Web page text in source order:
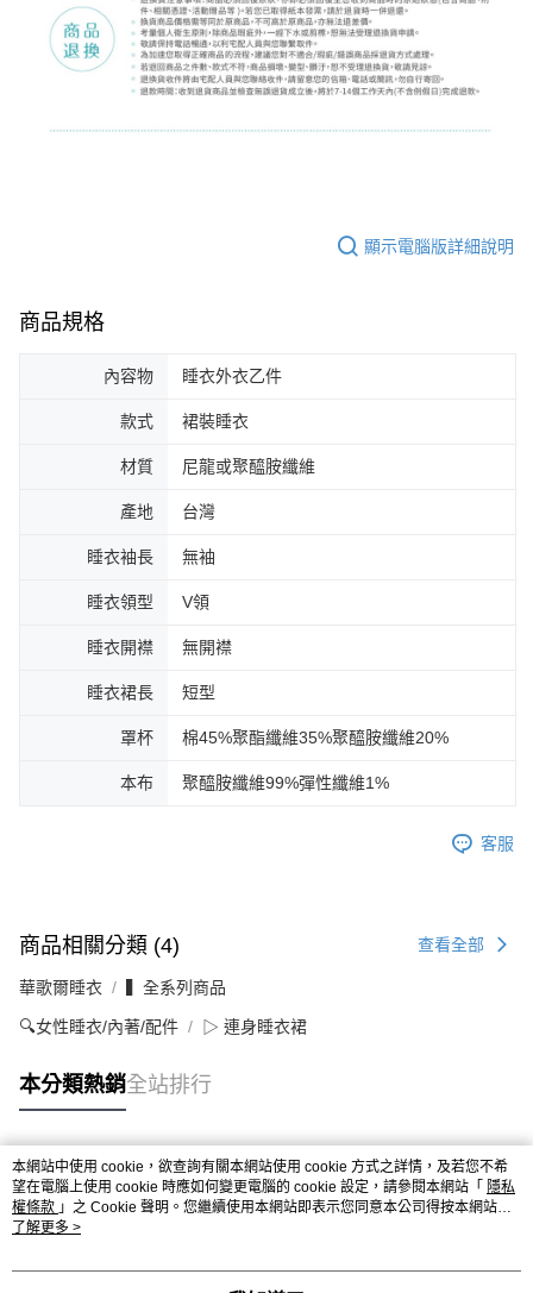
顯示電腦版詳細說明
商品規格
內容物 睡衣外衣乙件
款式 裙裝睡衣
材質 尼龍或聚醯胺纖維
產地 台灣
睡衣袖長 無袖
睡衣領型 V領
睡衣開襟 無開襟
睡衣裙長 短型
罩杯 棉45%聚酯纖維35%聚醯胺纖維20%
本布 聚醯胺纖維99%彈性纖維1%
客服
商品相關分類 (4) 查看全部
華歌爾睡衣 ▍全系列商品
🔍女性睡衣/內著/配件 ▷ 連身睡衣裙
本分類熱銷全站排行
熱門標籤
本網站中使用 cookie，欲查詢有關本網站使用 cookie 方式之詳情，及若您不希
望在電腦上使用 cookie 時應如何變更電腦的 cookie 設定，請參閱本網站「 隱私
權條款 」之 Cookie 聲明。您繼續使用本網站即表示您同意本公司得按本網站使
用條款之 Cookie 聲明使用 cookie。
了解更多 >